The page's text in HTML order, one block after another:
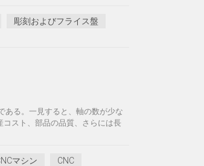
彫刻およびフライス盤
ある。一見すると、軸の数が少な
スト、部品の品質、さらには長
マシン CNC